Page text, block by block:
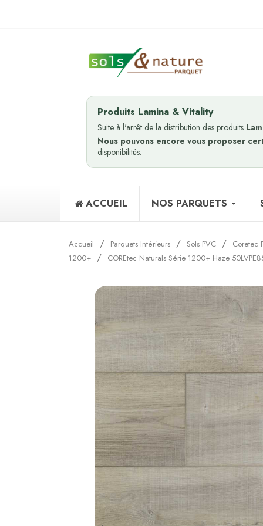
Produits Lamina & Vitality
Suite à l'arrêt de la distribution des produits
Nous pouvons encore vous proposer
disponibilités.
ACCUEIL NOS PARQUETS
Accueil Parquets Intérieurs Sols PVC
Coretec
1200+
COREtec Naturals Série 1200+ Haze